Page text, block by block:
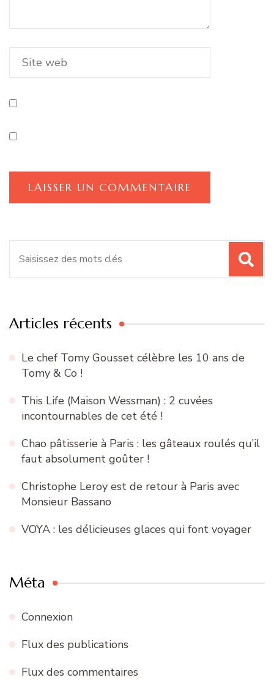
Articles récents
Le chef Tomy Gousset célèbre les 10 ans de
Tomy & Co !
This Life (Maison Wessman) : 2 cuvées
incontournables de cet été !
Chao pâtisserie à Paris : les gâteaux roulés qu’il
faut absolument goûter !
Christophe Leroy est de retour à Paris avec
Monsieur Bassano
VOYA : les délicieuses glaces qui font voyager
Méta
Connexion
Flux des publications
Flux des commentaires